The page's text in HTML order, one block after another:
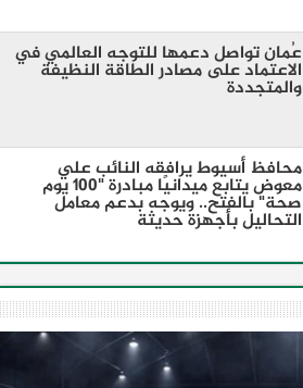
عُمان تواصل دعمها للتوجه العالمي في
الاعتماد على مصادر الطاقة النظيفة
والمتجددة
محافظ أسيوط يرافقه النائب علي
معوض يتابع ميدانيًا مبادرة "100 يوم
صحة" بالفتح.. ويوجه بدعم معامل
التحاليل بأجهزة حديثة